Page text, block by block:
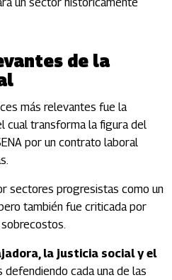
de la
más relevantes fue la
cual transforma la figura del
por un contrato laboral
sectores progresistas como un
también fue criticada por
la justicia social y el
defendiendo cada una de las